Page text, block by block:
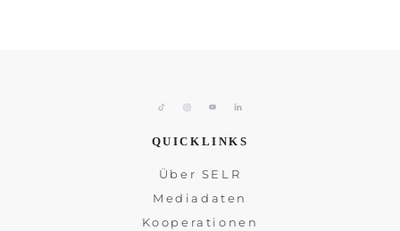
QUICKLINKS
Über SELR
Mediadaten
Kooperationen